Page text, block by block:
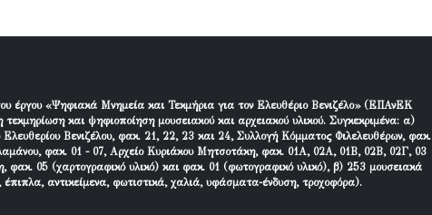
έργου «Ψηφιακά Μνημεία και Τεκμήρια για τον Ελευθέριο Βενιζέλο» (ΕΠΑνΕΚ
και ψηφιοποίηση μουσειακού και αρχειακού υλικού. Συγκεκριμένα: α)
Βενιζέλου, φακ. 21, 22, 23 και 24, Συλλογή Κόμματος Φιλελευθέρων, φακ.
φακ. 01 - 07, Αρχείο Κυριάκου Μητσοτάκη, φακ. 01Α, 02Α, 01Β, 02Β, 02Γ, 03
φακ. 05 (χαρτογραφικό υλικό) και φακ. 01 (φωτογραφικό υλικό), β) 253 μουσειακά
έπιπλα, αντικείμενα, φωτιστικά, χαλιά, υφάσματα-ένδυση, τροχοφόρα).